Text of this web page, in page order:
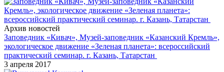
Архив новостей
Заповедник «Кивач», Музей-заповедник «Казанский Кремль»,
экологическое движение «Зеленая планета»: всероссийский
практический семинар. г. Казань, Татарстан
3 апреля 2017